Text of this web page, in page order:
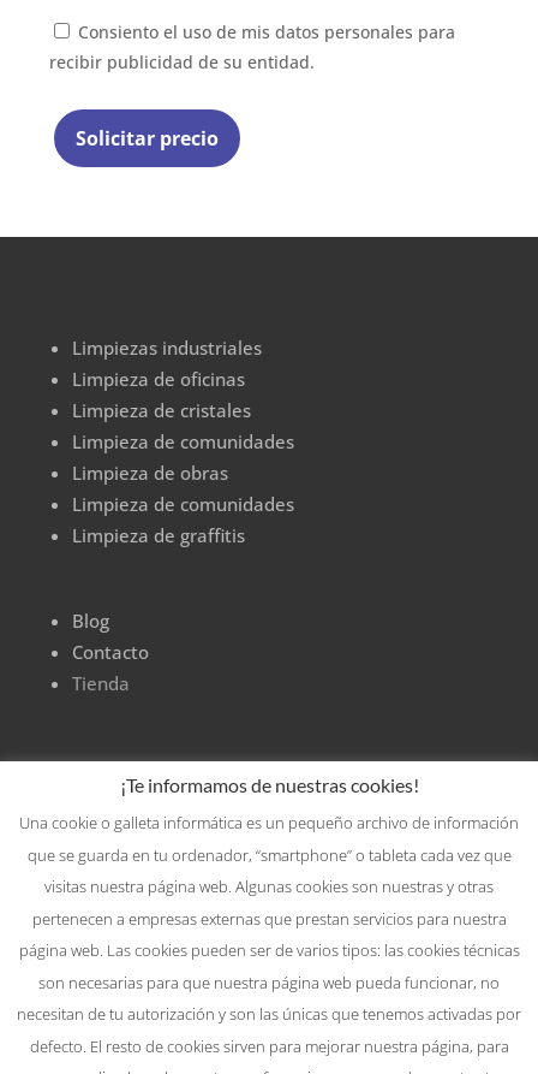
Consiento el uso de mis datos personales para
recibir publicidad de su entidad.
Limpiezas industriales
Limpieza de oficinas
Limpieza de cristales
Limpieza de comunidades
Limpieza de obras
Limpieza de comunidades
Limpieza de graffitis
Blog
Contacto
Tienda
¡Te informamos de nuestras cookies!
Una cookie o galleta informática es un pequeño archivo de información
que se guarda en tu ordenador, “smartphone” o tableta cada vez que
visitas nuestra página web. Algunas cookies son nuestras y otras
pertenecen a empresas externas que prestan servicios para nuestra
página web. Las cookies pueden ser de varios tipos: las cookies técnicas
son necesarias para que nuestra página web pueda funcionar, no
necesitan de tu autorización y son las únicas que tenemos activadas por
defecto. El resto de cookies sirven para mejorar nuestra página, para